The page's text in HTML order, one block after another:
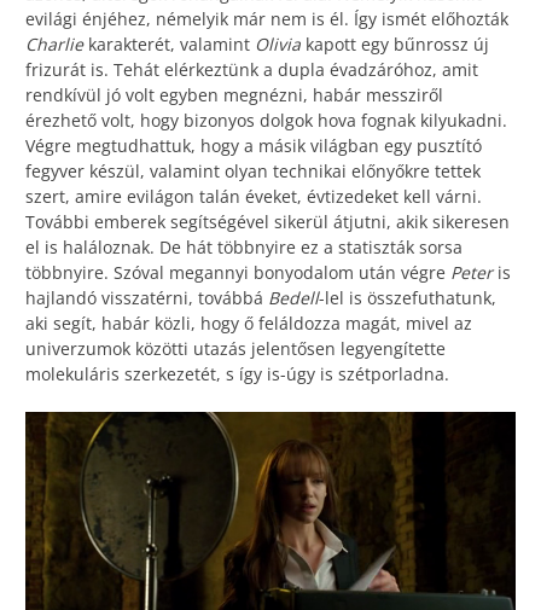
evilági énjéhez, némelyik már nem is él. Így ismét előhozták
Charliekarakterét, valamint Olivia kapott egy bűnrossz új
frizurát is. Tehát elérkeztünk a dupla évadzáróhoz, amit
rendkívül jó volt egyben megnézni, habár messziről
érezhető volt, hogy bizonyos dolgok hova fognak kilyukadni.
Végre megtudhattuk, hogy a másik világban egy pusztító
fegyver készül, valamint olyan technikai előnyőkre tettek
szert, amire evilágon talán éveket, évtizedeket kell várni.
További emberek segítségével sikerül átjutni, akik sikeresen
el is haláloznak. De hát többnyire ez a statiszták sorsa
többnyire. Szóval megannyi bonyodalom után végre Peteris
hajlandó visszatérni, továbbá Bedell-lel is összefuthatunk,
aki segít, habár közli, hogy ő feláldozza magát, mivel az
univerzumok közötti utazás jelentősen legyengítette
molekuláris szerkezetét, s így is-úgy is szétporladna.